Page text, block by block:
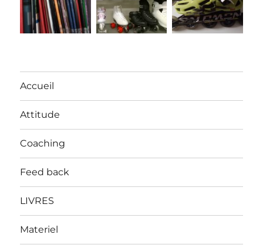
Accueil
Attitude
Coaching
Feed back
LIVRES
Materiel